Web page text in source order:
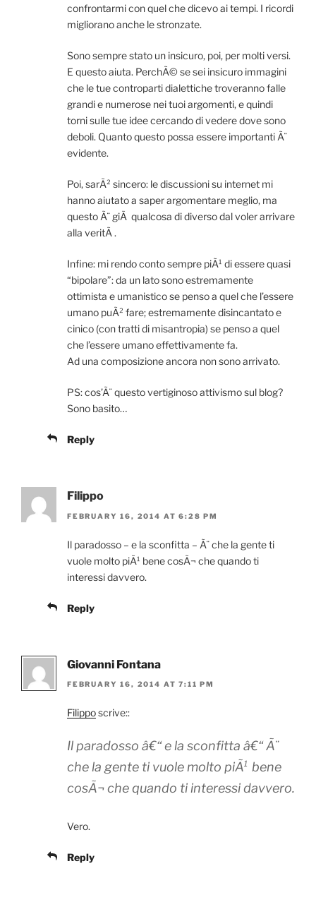
confrontarmi con quel che dicevo ai tempi. I ricordi
migliorano anche le stronzate.
Sono sempre stato un insicuro, poi, per molti versi.
E questo aiuta. PerchÃ© se sei insicuro immagini
che le tue controparti dialettiche troveranno falle
grandi e numerose nei tuoi argomenti, e quindi
torni sulle tue idee cercando di vedere dove sono
deboli. Quanto questo possa essere importanti Ã¨
evidente.
Poi, sarÃ² sincero: le discussioni su internet mi
hanno aiutato a saper argomentare meglio, ma
questo Ã¨ giÃ qualcosa di diverso dal voler arrivare
alla veritÃ .
Infine: mi rendo conto sempre piÃ¹ di essere quasi
“bipolare”: da un lato sono estremamente
ottimista e umanistico se penso a quel che l’essere
umano puÃ² fare; estremamente disincantato e
cinico (con tratti di misantropia) se penso a quel
che l’essere umano effettivamente fa.
Ad una composizione ancora non sono arrivato.
PS: cos’Ã¨ questo vertiginoso attivismo sul blog?
Sono basito…
Reply
Filippo
FEBRUARY 16, 2014 AT 6:28 PM
Il paradosso – e la sconfitta – Ã¨ che la gente ti
vuole molto piÃ¹ bene cosÃ¬ che quando ti
interessi davvero.
Reply
Giovanni Fontana
FEBRUARY 16, 2014 AT 7:11 PM
Filipposcrive::
Il paradosso â€“ e la sconfitta â€“ Ã¨
che la gente ti vuole molto piÃ¹ bene
cosÃ¬ che quando ti interessi davvero.
Vero.
Reply